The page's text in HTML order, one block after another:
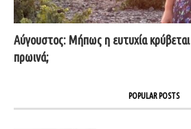
Αύγουστος: Μήπως η ευτυχία κρύβεται
πρωινά;
POPULAR POSTS